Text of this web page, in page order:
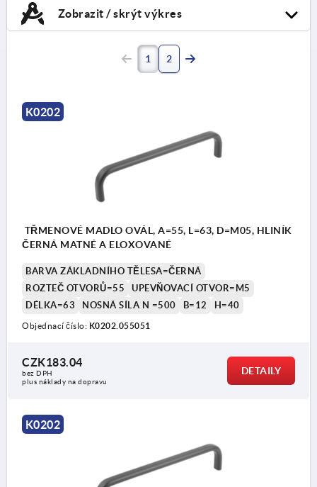
Zobrazit / skrýt výkres
1 2
K0202
TŘMENOVÉ MADLO OVÁL, A=55, L=63, D=M05, HLINÍK
ČERNÁ MATNÉ A ELOXOVANÉ
BARVA ZÁKLADNÍHO TĚLESA=ČERNÁ
ROZTEČ OTVORŮ=55
UPEVŇOVACÍ OTVOR=M5
DÉLKA=63
NOSNÁ SÍLA N =500 B=12 H=40
Objednací číslo: K0202.055051
CZK183.04
bez DPH
plus náklady na dopravu
DETAILY
K0202